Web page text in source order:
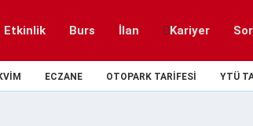
Etkinlik Burs İlan Kariyer
ECZANE OTOPARK TARIFESI YTÜ